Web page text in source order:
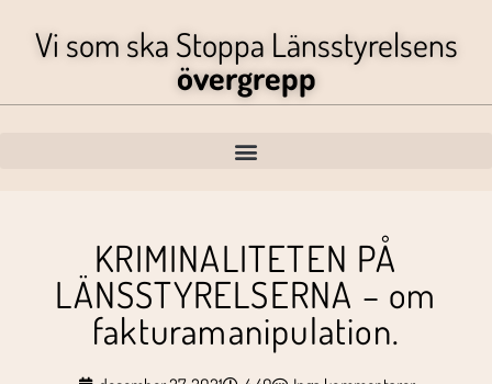
Vi som ska Stoppa Länsstyrelsens
övergrepp
KRIMINALITETEN PÅ
LÄNSSTYRELSERNA – om
fakturamanipulation.